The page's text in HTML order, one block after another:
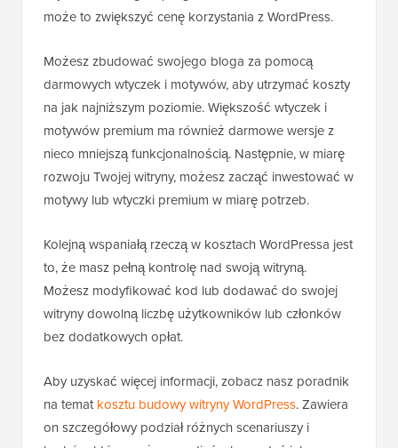
może to zwiększyć cenę korzystania z WordPress.
Możesz zbudować swojego bloga za pomocą
darmowych wtyczek i motywów, aby utrzymać koszty
na jak najniższym poziomie. Większość wtyczek i
motywów premium ma również darmowe wersje z
nieco mniejszą funkcjonalnością. Następnie, w miarę
rozwoju Twojej witryny, możesz zacząć inwestować w
motywy lub wtyczki premium w miarę potrzeb.
Kolejną wspaniałą rzeczą w kosztach WordPressa jest
to, że masz pełną kontrolę nad swoją witryną.
Możesz modyfikować kod lub dodawać do swojej
witryny dowolną liczbę użytkowników lub członków
bez dodatkowych opłat.
Aby uzyskać więcej informacji, zobacz nasz poradnik
na tematkosztu budowy witryny WordPress. Zawiera
on szczegółowy podział różnych scenariuszy i